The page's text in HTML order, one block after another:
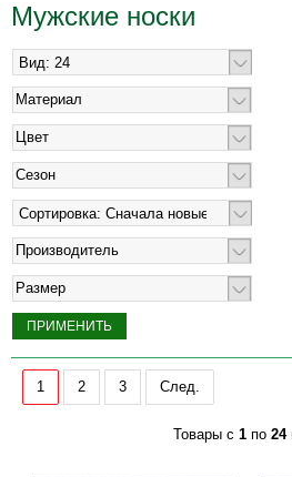
Мужские носки
Материал
Цвет
Сезон
Производитель
Размер
1 2 3 След.
Товары с 1по 24